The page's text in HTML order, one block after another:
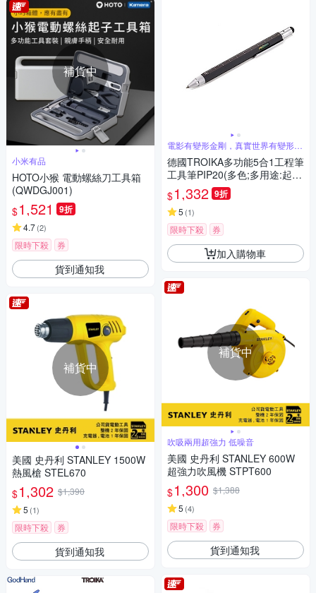
補貨中
小米有品
HOTO小猴 電動螺絲刀工具箱
(QWDGJ001)
$1,521 9折
4.7(2)
限時下殺 券
貨到通知我
補貨中
美國 史丹利 STANLEY 1500W
熱風槍 STEL670
$1,302 $1,390
5 (1)
限時下殺 券
貨到通知我
電影有變形金剛，真實世界有變形
筆，是真的
德國TROIKA多功能5合1工程筆
工具筆PIP20(多色;多用途:起
子/水平/觸控/油性原子筆;台灣
製)隨身筆CONSTRUCTION P
EN
$1,332 9折
5 (1)
限時下殺 券
加入購物車
補貨中
吹吸兩用超強力 低噪音
美國 史丹利 STANLEY 600W
超強力吹風機 STPT600
$1,300 $1,388
5 (4)
限時下殺 券
貨到通知我